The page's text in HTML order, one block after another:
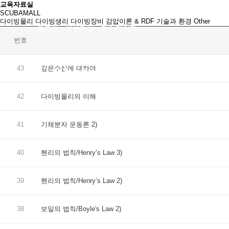
로그인 회원가입 마이페이지
인천스쿠버
교육자료실
SCUBAMALL
다이빙물리 다이빙생리 다이빙장비 감압이론 & RDF 기술과 환경 Other
번호
43 깊은수심에 대하여
42 다이빙물리의 이해
41 기체분자 운동론 2)
40 헨리의 법칙/Henry’s Law 3)
39 헨리의 법칙/Henry’s Law 2)
38 보일의 법칙/Boyle's Law 2)